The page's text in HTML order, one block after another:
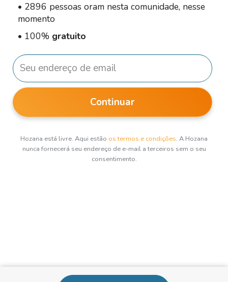
• 2896 pessoas oram nesta comunidade, nesse
momento
• 100% gratuito
Continuar
Hozana está livre. Aqui estão os termos e condições. A Hozana
nunca fornecerá seu endereço de e-mail a terceiros sem o seu
consentimento.